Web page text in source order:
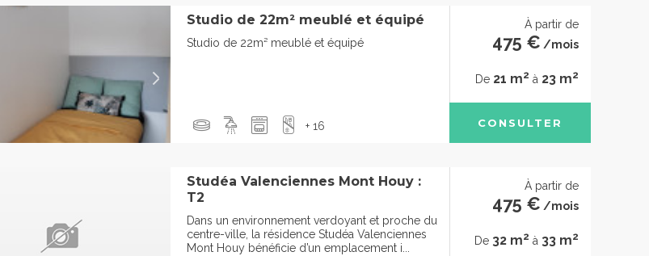
Studio de 22m² meublé et équipé
Studio de 22m² meublé et équipé
+ 16
À partir de
475 € /mois
De 21 m2 à 23 m2
CONSULTER
Studéa Valenciennes Mont Houy :
T2
Dans un environnement verdoyant et proche du
centre-ville, la résidence Studéa Valenciennes
Mont Houy bénéficie d’un emplacement i...
À partir de
475 € /mois
De 32 m2 à 33 m2